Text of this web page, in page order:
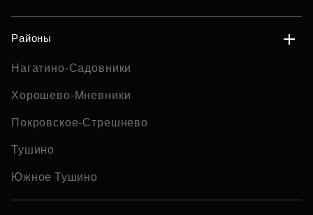
Районы
Нагатино-Садовники
Хорошево-Мневники
Покровское-Стрешнево
Тушино
Южное Тушино